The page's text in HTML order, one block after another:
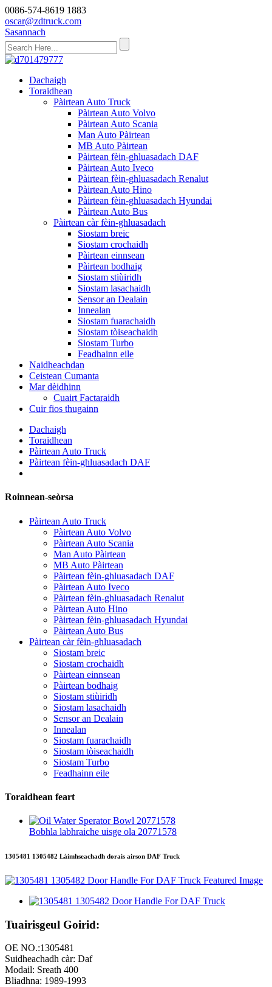
0086-574-8619 1883
oscar@zdtruck.com
Sasannach
Dachaigh
Toraidhean
Pàirtean Auto Truck
Pàirtean Auto Volvo
Pàirtean Auto Scania
Man Auto Pàirtean
MB Auto Pàirtean
Pàirtean fèin-ghluasadach DAF
Pàirtean Auto Iveco
Pàirtean fèin-ghluasadach Renalut
Pàirtean Auto Hino
Pàirtean fèin-ghluasadach Hyundai
Pàirtean Auto Bus
Pàirtean càr fèin-ghluasadach
Siostam breic
Siostam crochaidh
Pàirtean einnsean
Pàirtean bodhaig
Siostam stiùiridh
Siostam lasachaidh
Sensor an Dealain
Innealan
Siostam fuarachaidh
Siostam tòiseachaidh
Siostam Turbo
Feadhainn eile
Naidheachdan
Ceistean Cumanta
Mar dèidhinn
Cuairt Factaraidh
Cuir fios thugainn
Dachaigh
Toraidhean
Pàirtean Auto Truck
Pàirtean fèin-ghluasadach DAF
Roinnean-seòrsa
Pàirtean Auto Truck
Pàirtean Auto Volvo
Pàirtean Auto Scania
Man Auto Pàirtean
MB Auto Pàirtean
Pàirtean fèin-ghluasadach DAF
Pàirtean Auto Iveco
Pàirtean fèin-ghluasadach Renalut
Pàirtean Auto Hino
Pàirtean fèin-ghluasadach Hyundai
Pàirtean Auto Bus
Pàirtean càr fèin-ghluasadach
Siostam breic
Siostam crochaidh
Pàirtean einnsean
Pàirtean bodhaig
Siostam stiùiridh
Siostam lasachaidh
Sensor an Dealain
Innealan
Siostam fuarachaidh
Siostam tòiseachaidh
Siostam Turbo
Feadhainn eile
Toraidhean feart
Bobhla labhraiche uisge ola 20771578
1305481 1305482 Làimhseachadh dorais airson DAF Truck
Tuairisgeul Goirid:
OE NO.:1305481
Suidheachadh càr: Daf
Modail: Sreath 400
Bliadhna: 1989-1993